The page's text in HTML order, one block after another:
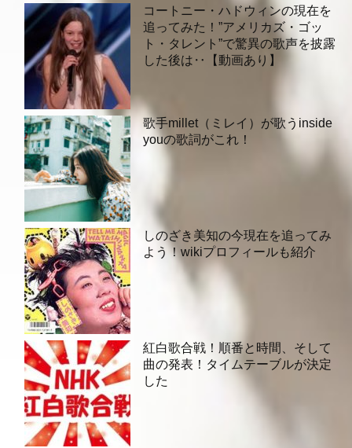
コートニー・ハドウィンの現在を
追ってみた！”アメリカズ・ゴッ
ト・タレント”で驚異の歌声を披露
した後は‥【動画あり】
歌手millet（ミレイ）が歌うinside
youの歌詞がこれ！
しのざき美知の今現在を追ってみ
よう！wikiプロフィールも紹介
紅白歌合戦！順番と時間、そして
曲の発表！タイムテーブルが決定
した